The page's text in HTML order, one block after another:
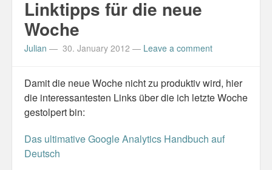
Archive
Sitemap
Imprint
Misc
Linktipps für die neue
Woche
Julian — 30. January 2012 — Leave a comment
Damit die neue Woche nicht zu produktiv wird, hier
die interessantesten Links über die ich letzte Woche
gestolpert bin:
Das ultimative Google Analytics Handbuch auf
Deutsch